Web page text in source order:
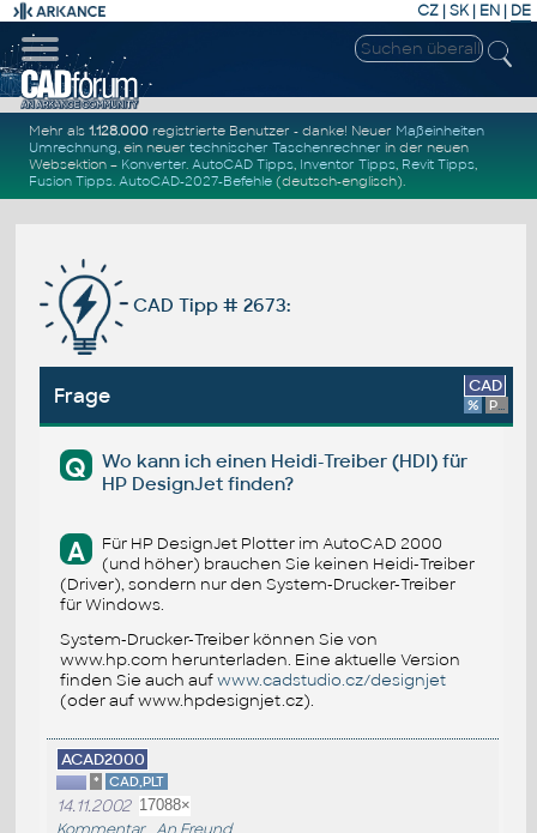
CZ | SK| EN | DE
Mehr als1.128.000 registrierte Benutzer - danke! Neuer Maßeinheiten
Umrechnung, ein neuertechnischer Taschenrechner in der neuen
Websektion – Konverter.AutoCAD Tipps, Inventor Tipps, Revit Tipps,
Fusion Tipps.AutoCAD-2027-Befehle (deutsch-englisch).
CAD Tipp # 2673:
Frage CAD
% Platform
Q
Wo kann ich einen Heidi-Treiber (HDI) für
HP DesignJet finden?
A
Für HP DesignJet Plotter im AutoCAD 2000
(und höher) brauchen Sie keinen Heidi-Treiber
(Driver), sondern nur den System-Drucker-Treiber
für Windows.
System-Drucker-Treiber können Sie von
www.hp.com herunterladen. Eine aktuelle Version
finden Sie auch aufwww.cadstudio.cz/designjet
(oder auf www.hpdesignjet.cz).
ACAD2000
* CAD,PLT
14.11.2002 17088×